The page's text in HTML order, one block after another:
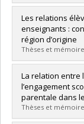
Graduate :
Cycle :Master's
Grade :M. Sc.
Lien vers le
Les relations
enseignants :
région d’origine
Thèses et
Graduate :
Cycle :Master's
Grade :M. Sc.
Lien vers le
La relation entre
l’engagement
parentale dans
Thèses et